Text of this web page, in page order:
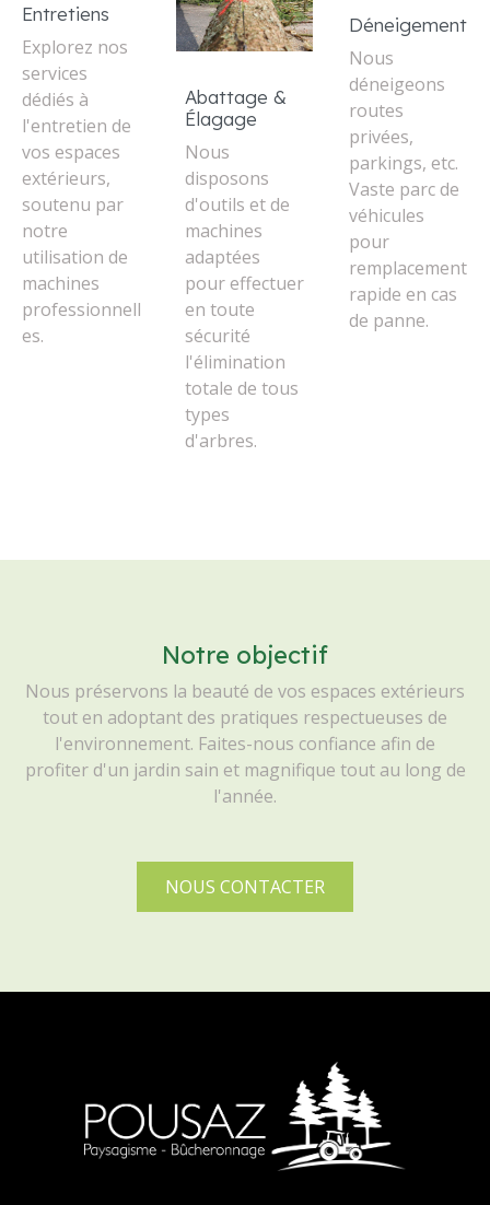
Entretiens
Explorez nos
services
dédiés à
l'entretien de
vos espaces
extérieurs,
soutenu par
notre
utilisation de
machines
professionnell
es.
Abattage &
Élagage
Nous
disposons
d'outils et de
machines
adaptées
pour effectuer
en toute
sécurité
l'élimination
totale de tous
types
d'arbres.
Déneigement
Nous
déneigeons
routes
privées,
parkings, etc.
Vaste parc de
véhicules
pour
remplacement
rapide en cas
de panne.
Notre objectif
Nous préservons la beauté de vos espaces extérieurs
tout en adoptant des pratiques respectueuses de
l'environnement. Faites-nous confiance afin de
profiter d'un jardin sain et magnifique tout au long de
l'année.
NOUS CONTACTER